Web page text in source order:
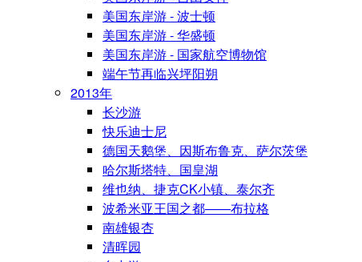
美国东岸游 - 波士顿
美国东岸游 - 华盛顿
美国东岸游 - 国家航空博物馆
端午节再临兴坪阳朔
2013年
长沙游
快乐迪士尼
德国天鹅堡、因斯布鲁克、萨尔茨堡
哈尔斯塔特、国皇湖
维也纳、捷克CK小镇、泰尔齐
波希米亚王国之都——布拉格
南雄银杏
清晖园